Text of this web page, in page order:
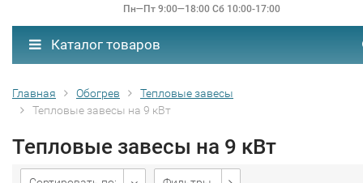
Пн—Пт 9:00—18:00 Сб 10:00-17:00
Каталог товаров
Главная Обогрев
Тепловые завесы
Тепловые завесы на 9 кВт
Тепловые завесы на 9 кВт